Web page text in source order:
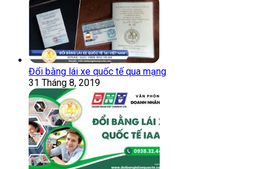
Đổi bằng lái xe quốc tế qua mạng
31 Tháng 8, 2019